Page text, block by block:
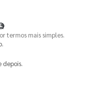
termos mais simples.
depois.